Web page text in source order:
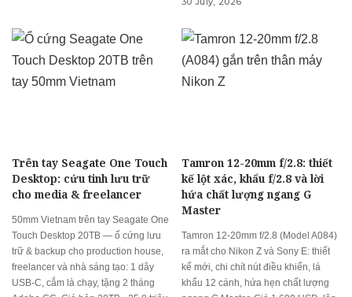
Trên tay Seagate One Touch
Desktop: cứu tinh lưu trữ
cho media & freelancer
50mm Vietnam trên tay Seagate One
Touch Desktop 20TB — ổ cứng lưu
trữ & backup cho production house,
freelancer và nhà sáng tạo: 1 dây
USB-C, cắm là chạy, tặng 2 tháng
Tamron 12-20mm f/2.8: thiết
kế lột xác, khẩu f/2.8 và lời
hứa chất lượng ngang G
Master
Tamron 12-20mm f/2.8 (Model A084)
ra mắt cho Nikon Z và Sony E: thiết
kế mới, chi chít nút điều khiển, lá
khẩu 12 cánh, hứa hẹn chất lượng